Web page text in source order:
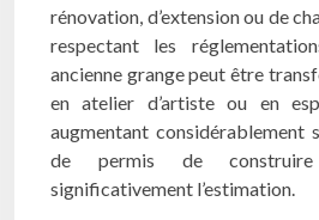
rénovation, d’extension ou de
respectant les
ancienne grange peut être
en atelier d’artiste ou en
augmentant considérablement
de permis de
significativement l’estimation.